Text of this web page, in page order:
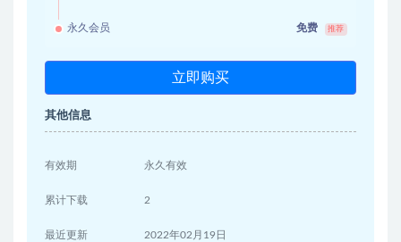
永久会员 免费 推荐
立即购买
其他信息
有效期 永久有效
累计下载 2
最近更新 2022年02月19日